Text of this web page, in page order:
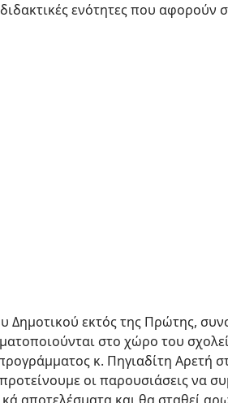
ενότητες που αφορούν
Δημοτικού εκτός της Πρώτης,
στο χώρο του
κ. Πηγιαδίτη Αρετή
οι παρουσιάσεις να